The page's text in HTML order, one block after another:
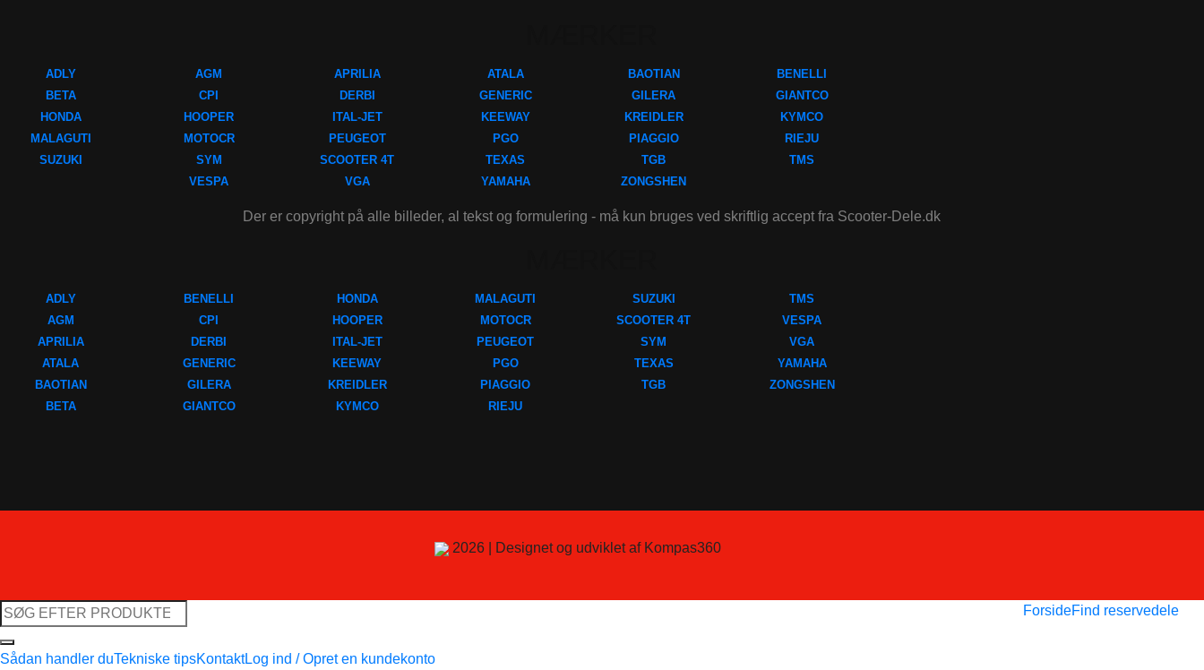
ADLY
BETA
HONDA
MALAGUTI
SUZUKI
AGM
CPI
HOOPER
MOTOCR
SYM
VESPA
APRILIA
DERBI
ITAL-JET
PEUGEOT
SCOOTER 4T
VGA
ATALA
GENERIC
KEEWAY
PGO
TEXAS
YAMAHA
BAOTIAN
GILERA
KREIDLER
PIAGGIO
TGB
ZONGSHEN
BENELLI
GIANTCO
KYMCO
RIEJU
TMS
Der er copyright på alle billeder, al tekst og formulering - må kun bruges ved skriftlig accept fra Scooter-Dele.dk
ADLY
AGM
APRILIA
ATALA
BAOTIAN
BETA
BENELLI
CPI
DERBI
GENERIC
GILERA
GIANTCO
HONDA
HOOPER
ITAL-JET
KEEWAY
KREIDLER
KYMCO
MALAGUTI
MOTOCR
PEUGEOT
PGO
PIAGGIO
RIEJU
SUZUKI
SCOOTER 4T
SYM
TEXAS
TGB
TMS
VESPA
VGA
YAMAHA
ZONGSHEN
2026 | Designet og udviklet af Kompas360
Søg
efter:
ForsideFind reservedele
Sådan handler duTekniske tipsKontaktLog ind / Opret en kundekonto